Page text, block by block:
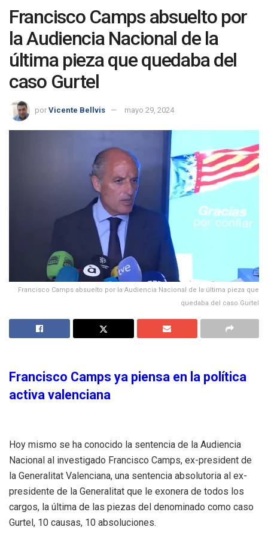
Francisco Camps absuelto por
la Audiencia Nacional de la
última pieza que quedaba del
caso Gurtel
por Vicente Bellvis mayo 29, 2024
Francisco Camps absuelto por la Audiencia Nacional de la última pieza que
quedaba del caso Gurtel
Francisco Camps ya piensa en la política
activa valenciana
Hoy mismo se ha conocido la sentencia de la Audiencia
Nacional al investigado Francisco Camps, ex-president de
la Generalitat Valenciana, una sentencia absolutoria al ex-
presidente de la Generalitat que le exonera de todos los
cargos, la última de las piezas del denominado como caso
Gurtel, 10 causas, 10 absoluciones.